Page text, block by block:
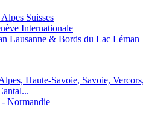
Suisses
Internationale
Lausanne & Bords du Lac Léman
Haute-Savoie, Savoie,
- Normandie